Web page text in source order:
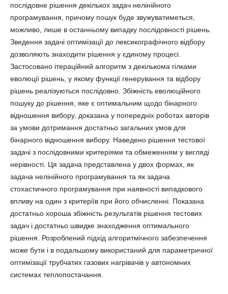
послідовне рішення декількох задач нелінійного
програмування, причому пошук буде звужуватиметься,
можливо, лише в останньому випадку послідовності рішень.
Зведення задачі оптимізації до лексикографічного відбору
дозволяють знаходити рішення у єдиному процесі.
Застосовано ітераційний алгоритм з декількома гілками
еволюції рішень, у якому функції генерування та відбору
рішень реалізуються послідовно. Збіжність еволюційного
пошуку до рішення, яке є оптимальним щодо бінарного
відношення вибору, доказана у попередніх роботах авторів
за умови дотримання достатньо загальних умов для
бінарного відношення вибору. Наведено рішення тестової
задачі з послідовними критеріями та обмеженням у вигляді
нерівності. Ця задача представлена у двох формах, як
задача нелінійного програмування та як задача
стохастичного програмування при наявності випадкового
впливу на один з критеріїв при його обчисленні. Показана
достатньо хороша збіжність результатів рішення тестових
задач і достатньо швидке знаходження оптимального
рішення. Розроблений підхід алгоритмічного забезпечення
може бути і в подальшому використаний для параметричної
оптимізації трубчатих газових нагрівачів у автономних
системах теплопостачання.